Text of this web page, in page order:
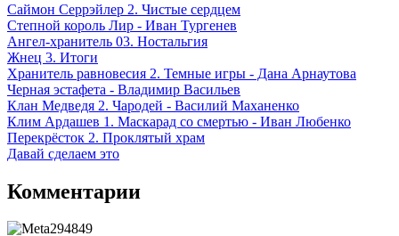
Саймон Серрэйлер 2. Чистые сердцем
Степной король Лир - Иван Тургенев
Ангел-хранитель 03. Ностальгия
Жнец 3. Итоги
Хранитель равновесия 2. Темные игры - Дана Арнаутова
Черная эстафета - Владимир Васильев
Клан Медведя 2. Чародей - Василий Маханенко
Клим Ардашев 1. Маскарад со смертью - Иван Любенко
Перекрёсток 2. Проклятый храм
Давай сделаем это
Комментарии